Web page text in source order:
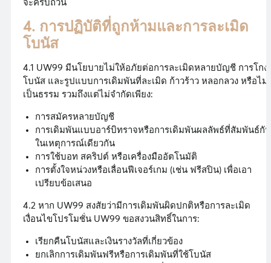
จะครบถ้วน
4. การปฏิบัติที่ถูกห้ามและการละเมิด
โบนัส
4.1 UW99 มีนโยบายไม่ให้อภัยต่อการละเมิดหลายบัญชี การโกง
โบนัส และรูปแบบการเดิมพันที่ละเมิด ก้าวร้าว หลอกลวง หรือไม่
เป็นธรรม รวมถึงแต่ไม่จำกัดเพียง:
การสมัครหลายบัญชี
การเดิมพันแบบอาร์บิทราจหรือการเดิมพันผลลัพธ์ที่สัมพันธ์กัน
ในเหตุการณ์เดียวกัน
การใช้บอท สคริปต์ หรือเครื่องมืออัตโนมัติ
การตั้งใจหน่วงหรือเลื่อนฟีเจอร์เกม (เช่น ฟรีสปิน) เพื่อเอา
เปรียบข้อเสนอ
4.2 หาก UW99 สงสัยว่ามีการเดิมพันผิดปกติหรือการละเมิด
เงื่อนไขโปรโมชั่น UW99 ขอสงวนสิทธิ์ในการ:
เรียกคืนโบนัสและเงินรางวัลที่เกี่ยวข้อง
ยกเลิกการเดิมพันฟรีหรือการเดิมพันที่ใช้โบนัส